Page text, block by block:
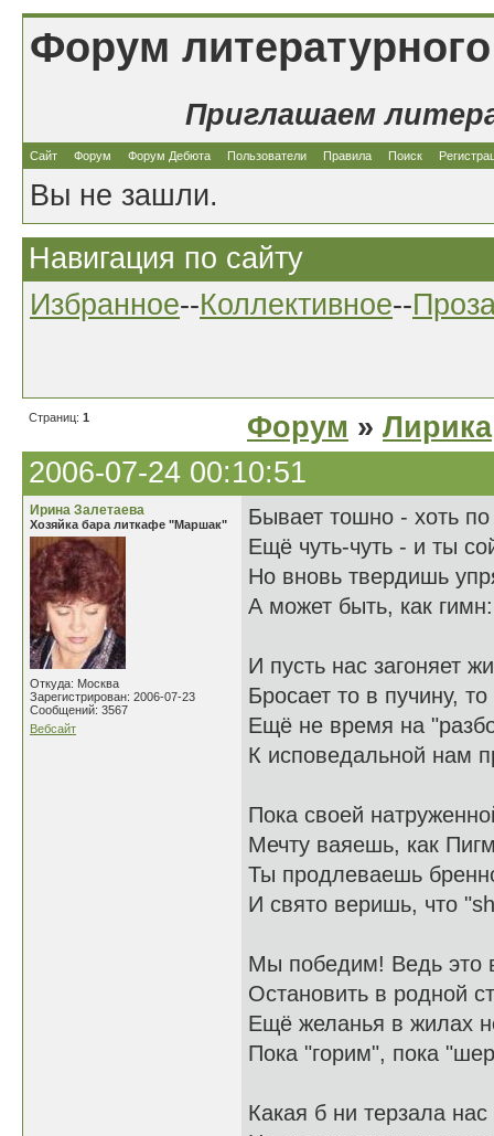
Форум
Приглашаем
Сайт Форум Форум Дебюта Пользователи Правила Поиск
Вы не зашли.
Навигация по сайту
Избранное--Коллективное--
Страниц: 1 Форум » Лирика
2006-07-24 00:10:51
Ирина Залетаева
Хозяйка бара литкафе "Маршак"
Откуда: Москва
Зарегистрирован: 2006-07-23
Сообщений: 3567
Вебсайт
Бывает тошно - хоть
Ещё чуть-чуть - и ты
Но вновь твердишь
А может быть, как
И пусть нас загоняет
Бросает то в пучину,
Ещё не время на
К исповедальной нам
Пока своей
Мечту ваяешь, как
Ты продлеваешь
И свято веришь, что
Мы победим! Ведь это
Остановить в родной
Ещё желанья в жилах
Пока "горим", пока
Какая б ни терзала нас